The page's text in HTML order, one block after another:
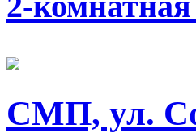
СМП, ул.